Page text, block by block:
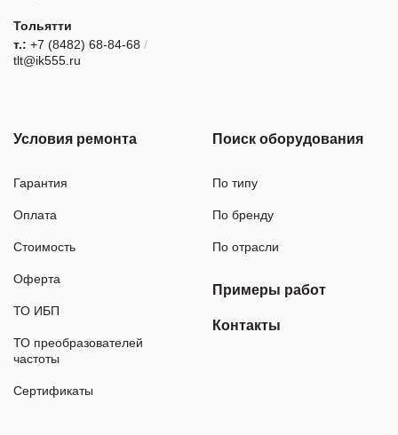
Тольятти
т.: +7 (8482) 68-84-68 /
tlt@ik555.ru
Условия ремонта
Гарантия
Оплата
Стоимость
Оферта
ТО ИБП
ТО преобразователей
частоты
Сертификаты
Поиск оборудования
По типу
По бренду
По отрасли
Примеры работ
Контакты